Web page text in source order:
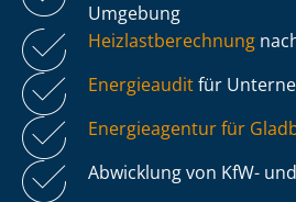
Umgebung
Heiz­last­be­rech­nung
Energieauditfür
Energieagentur für
Abwicklung von KfW-